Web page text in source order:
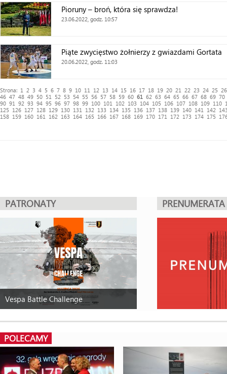
Pioruny – broń, która się sprawdza!
23.06.2022, godz. 10:57
Piąte zwycięstwo żołnierzy z gwiazdami Gortata
20.06.2022, godz. 11:03
Strona: 1 2 3 4 5 6 7 8 9 10 11 12 13 14 15 16 17 18 19 20 21 22 23 24 25
26
46 47 48 49 50 51 52 53 54 55 56 57 58 59 60 61 62 63 64 65 66 67 68 69 70
90 91 92 93 94 95 96 97 98 99 100 101 102 103 104 105 106 107 108 109 110
125
126 127 128 129 130 131 132 133 134 135 136 137 138 139 140 141 142
158 159 160 161 162 163 164 165 166 167 168 169 170 171 172 173 174 175
PATRONATY
Vespa Battle Challenge
PRENUMERATA
POLECAMY